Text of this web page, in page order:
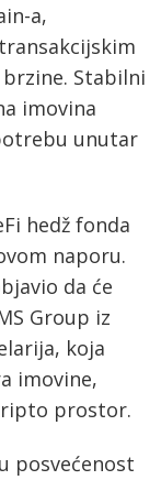
a,
Stabilni
imovina
unutar
hedž fonda
naporu.
da će
Group iz
koja
imovine,
prostor.
posvećenost